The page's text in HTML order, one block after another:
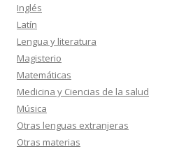
Inglés
Latín
Lengua y literatura
Magisterio
Matemáticas
Medicina y Ciencias de la salud
Música
Otras lenguas extranjeras
Otras materias